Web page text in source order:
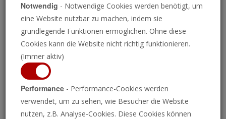
Notwendig - Notwendige Cookies werden benötigt, um
eine Website nutzbar zu machen, indem sie
grundlegende Funktionen ermöglichen. Ohne diese
Cookies kann die Website nicht richtig funktionieren.
(Immer aktiv)
Performance - Performance-Cookies werden
verwendet, um zu sehen, wie Besucher die Website
nutzen, z.B. Analyse-Cookies. Diese Cookies können